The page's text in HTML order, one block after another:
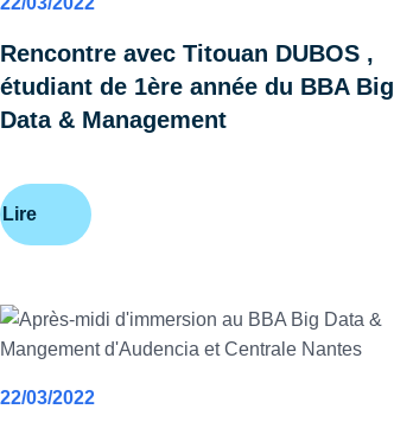
Rencontre avec Titouan DUBOS ,
étudiant de 1ère année du BBA Big
Data & Management
Lire
22/03/2022